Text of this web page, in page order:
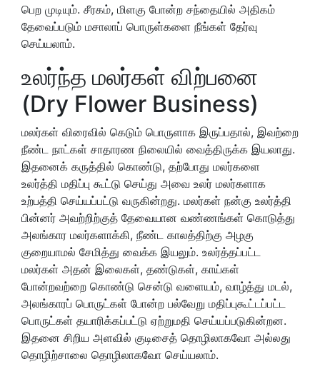
பெற முடியும். சீரகம், மிளகு போன்ற சந்தையில் அதிகம்
தேவைப்படும் மசாலாப் பொருள்களை நீங்கள் தேர்வு
செய்யலாம்.
உலர்ந்த மலர்கள் விற்பனை
(Dry Flower Business)
மலர்கள் விரைவில் கெடும் பொருளாக இருப்பதால், இவற்றை
நீண்ட நாட்கள் சாதாரண நிலையில் வைத்திருக்க இயலாது.
இதனைக் கருத்தில் கொண்டு, தற்போது மலர்களை
உலர்த்தி மதிப்பு கூட்டு செய்து அவை உலர் மலர்களாக
உற்பத்தி செய்யப்பட்டு வருகின்றது. மலர்கள் நன்கு உலர்த்தி
பின்னர் அவற்றிற்குத் தேவையான வண்ணங்கள் கொடுத்து
அலங்கார மலர்களாக்கி, நீண்ட காலத்திற்கு அழகு
குறையாமல் சேமித்து வைக்க இயலும். உலர்த்தப்பட்ட
மலர்கள் அதன் இலைகள், தண்டுகள், காய்கள்
போன்றவற்றை கொண்டு சென்டு வளையம், வாழ்த்து மடல்,
அலங்காரப் பொருட்கள் போன்ற பல்வேறு மதிப்புகூட்டப்பட்ட
பொருட்கள் தயாரிக்கப்பட்டு ஏற்றுமதி செய்யப்படுகின்றன.
இதனை சிறிய அளவில் குடிசைத் தொழிலாகவோ அல்லது
தொழிற்சாலை தொழிலாகவோ செய்யலாம்.